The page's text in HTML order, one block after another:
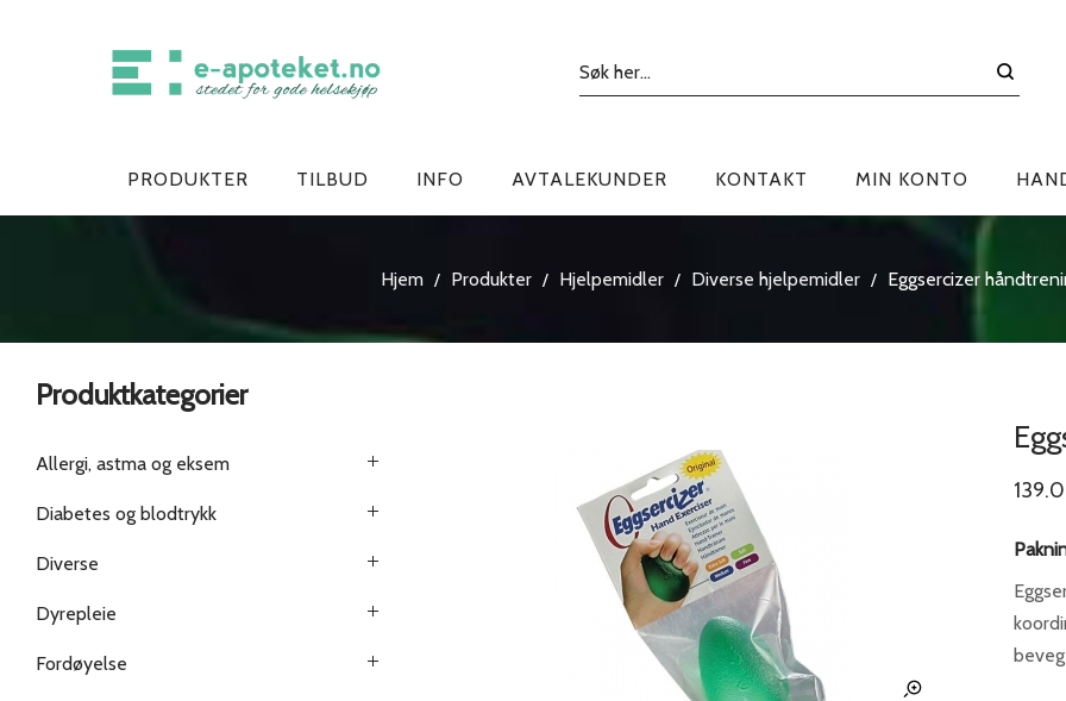
PRODUKTER TILBUD INFO AVTALEKUNDER KONTAKT MIN KONTO
Hjem / Produkter / Hjelpemidler / Diverse hjelpemidler / Eggsercizer
Produktkategorier
Allergi, astma og eksem
Diabetes og blodtrykk
Diverse
Dyrepleie
Fordøyelse